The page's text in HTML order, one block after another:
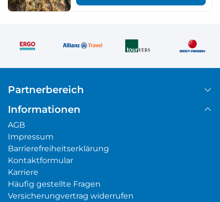
Partnerbereich
Informationen
AGB
Impressum
Barrierefreiheitserklärung
Kontaktformular
Karriere
Häufig gestellte Fragen
Versicherungvertrag widerrufen